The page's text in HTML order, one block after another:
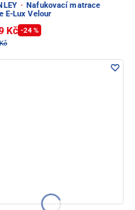
· Nafukovací matrace
E-Lux Velour
Kč -24 %